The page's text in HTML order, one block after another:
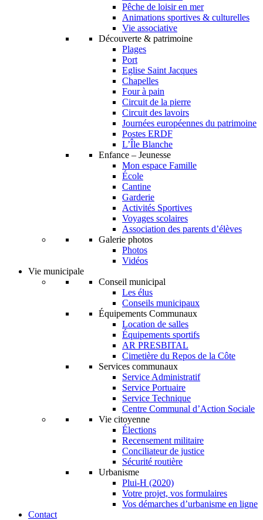
Pêche de loisir en mer
Animations sportives & culturelles
Vie associative
Découverte & patrimoine
Plages
Port
Eglise Saint Jacques
Chapelles
Four à pain
Circuit de la pierre
Circuit des lavoirs
Journées européennes du patrimoine
Postes ERDF
L’Île Blanche
Enfance – Jeunesse
Mon espace Famille
École
Cantine
Garderie
Activités Sportives
Voyages scolaires
Association des parents d’élèves
Galerie photos
Photos
Vidéos
Vie municipale
Conseil municipal
Les élus
Conseils municipaux
Équipements Communaux
Location de salles
Équipements sportifs
AR PRESBITAL
Cimetière du Repos de la Côte
Services communaux
Service Administratif
Service Portuaire
Service Technique
Centre Communal d’Action Sociale
Vie citoyenne
Élections
Recensement militaire
Conciliateur de justice
Sécurité routière
Urbanisme
Plui-H (2020)
Votre projet, vos formulaires
Vos démarches d’urbanisme en ligne
Contact